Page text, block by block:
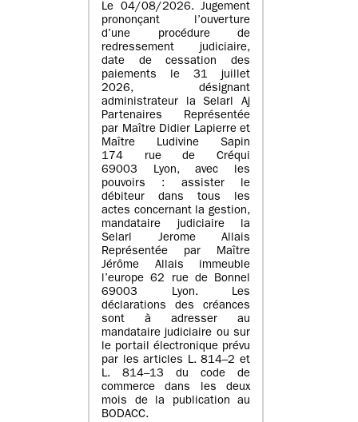
Le 04/08/2026. Jugement
prononçant l’ouverture
d’une procédure de
redressement judiciaire,
date de cessation des
paiements le 31 juillet
2026, désignant
administrateur la Selarl Aj
Partenaires Représentée
par Maître Didier Lapierre et
Maître Ludivine Sapin
174 rue de Créqui
69003 Lyon, avec les
pouvoirs : assister le
débiteur dans tous les
actes concernant la gestion,
mandataire judiciaire la
Selarl Jerome Allais
Représentée par Maître
Jérôme Allais immeuble
l’europe 62 rue de Bonnel
69003 Lyon. Les
déclarations des créances
sont à adresser au
mandataire judiciaire ou sur
le portail électronique prévu
par les articles L. 814–2 et
L. 814–13 du code de
commerce dans les deux
mois de la publication au
BODACC.